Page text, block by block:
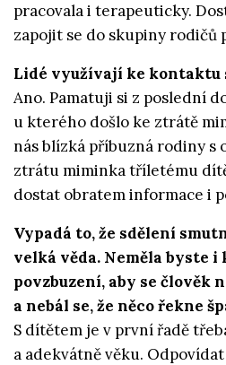
pracovala i terapeuticky.
zapojit se do skupiny rodičů
Lidé využívají ke kontaktu
Ano. Pamatuji si z poslední
u kterého došlo ke ztrátě
nás blízká příbuzná rodiny s
ztrátu miminka tříletému
dostat obratem informace i
Vypadá to, že sdělení
velká věda. Neměla byste
povzbuzení, aby se člověk
a nebál se, že něco řekne
S dítětem je v první řadě
a adekvátně věku.